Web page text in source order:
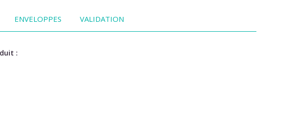
ENVELOPPES VALIDATION
: